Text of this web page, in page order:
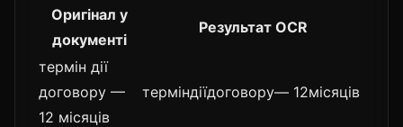
Оригінал у
документі
Результат OCR
термін дії
договору —
12 місяців
терміндіїдоговору— 12місяців